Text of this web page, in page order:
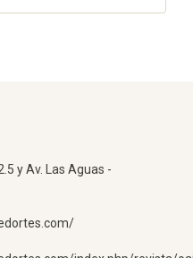
y Av. Las Aguas -